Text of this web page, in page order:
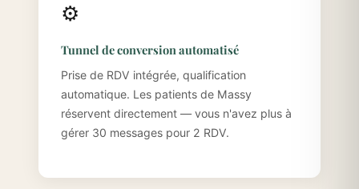
⚙️
Tunnel de conversion automatisé
Prise de RDV intégrée, qualification
automatique. Les patients de Massy
réservent directement — vous n'avez plus à
gérer 30 messages pour 2 RDV.